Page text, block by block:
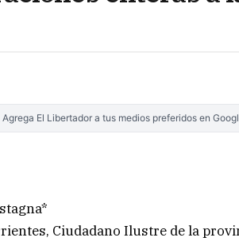
Agrega El Libertador a tus medios preferidos en
Ciudadano Ilustre de la